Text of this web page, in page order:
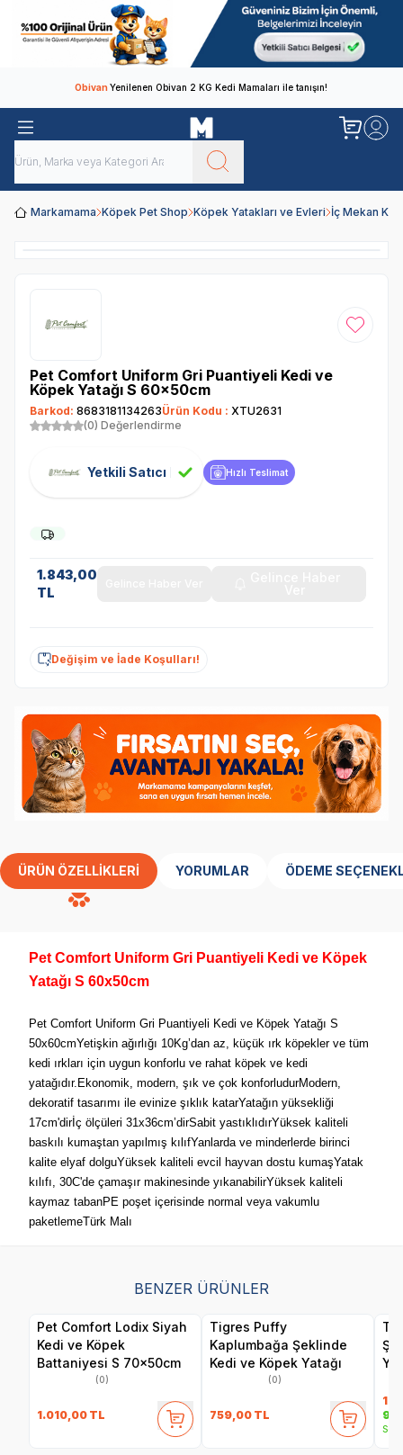
ObivanYenilenen Obivan 2 KG Kedi Mamaları ile tanışın!
Markamama Köpek Pet Shop Köpek Yatakları ve Evleri İç Mekan
Favoriye
Pet Comfort Uniform Gri Puantiyeli Kedi ve
Köpek Yatağı S 60x50cm
Barkod: 8683181134263Ürün Kodu : XTU2631
(0) Değerlendirme
Yetkili Satıcı Hızlı Teslimat
1.843,00
TL
Değişim ve İade Koşulları!
ÜRÜN ÖZELLIKLERI YORUMLAR ÖDEME
Pet Comfort Uniform Gri Puantiyeli Kedi ve Köpek
Yatağı S 60x50cm
Pet Comfort Uniform Gri Puantiyeli Kedi ve Köpek Yatağı S
50x60cmYetişkin ağırlığı 10Kg’dan az, küçük ırk köpekler ve tüm
kedi ırkları için uygun konforlu ve rahat köpek ve kedi
yatağıdır.Ekonomik, modern, şık ve çok konforludurModern,
dekoratif tasarımı ile evinize şıklık katarYatağın yüksekliği
17cm'dirİç ölçüleri 31x36cm’dirSabit yastıklıdırYüksek kaliteli
baskılı kumaştan yapılmış kılıfYanlarda ve minderlerde birinci
kalite elyaf dolguYüksek kaliteli evcil hayvan dostu kumaşYatak
kılıfı, 30C'de çamaşır makinesinde yıkanabilirYüksek kaliteli
kaymaz tabanPE poşet içerisinde normal veya vakumlu
paketlemeTürk Malı
BENZER ÜRÜNLER
Pet Comfort Lodix Siyah
Kedi ve Köpek
Battaniyesi S 70x50cm
(0)
1.010,00 TL
Tigres Puffy
Kaplumbağa Şeklinde
Kedi ve Köpek Yatağı
(0)
759,00 TL